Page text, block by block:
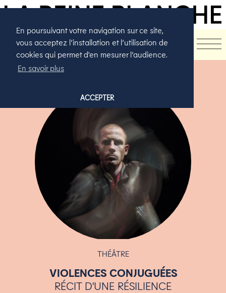
En poursuivant votre navigation sur ce site,
vous acceptez l’installation et l’utilisation de
cookies qui permet d'en mesurer l’audience.
En savoir plus
ACCEPTER
CONJUGUÉES
RÉSILIENCE
TRAGI-
MÉLANCOLIQUE ET